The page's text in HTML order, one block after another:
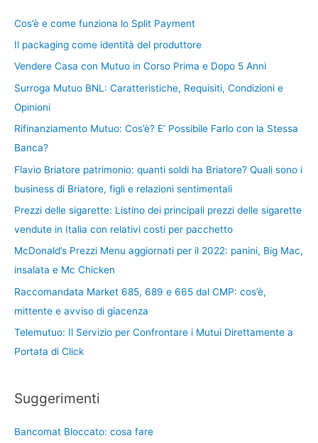
Cos’è e come funziona lo Split Payment
Il packaging come identità del produttore
Vendere Casa con Mutuo in Corso Prima e Dopo 5 Anni
Surroga Mutuo BNL: Caratteristiche, Requisiti, Condizioni e
Opinioni
Rifinanziamento Mutuo: Cos’è? E’ Possibile Farlo con la Stessa
Banca?
Flavio Briatore patrimonio: quanti soldi ha Briatore? Quali sono i
business di Briatore, figli e relazioni sentimentali
Prezzi delle sigarette: Listino dei principali prezzi delle sigarette
vendute in Italia con relativi costi per pacchetto
McDonald’s Prezzi Menu aggiornati per il 2022: panini, Big Mac,
insalata e Mc Chicken
Raccomandata Market 685, 689 e 665 dal CMP: cos’è,
mittente e avviso di giacenza
Telemutuo: Il Servizio per Confrontare i Mutui Direttamente a
Portata di Click
Suggerimenti
Bancomat Bloccato: cosa fare